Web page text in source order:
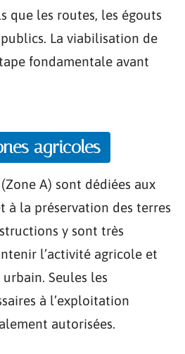
que les routes, les égouts
La viabilisation de
fondamentale avant
agricoles
(Zone A) sont dédiées aux
à la préservation des terres
y sont très
l’activité agricole et
Seules les
à l’exploitation
autorisées.